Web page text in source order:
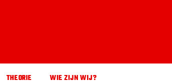
THEORIE WIE ZIJN WIJ?